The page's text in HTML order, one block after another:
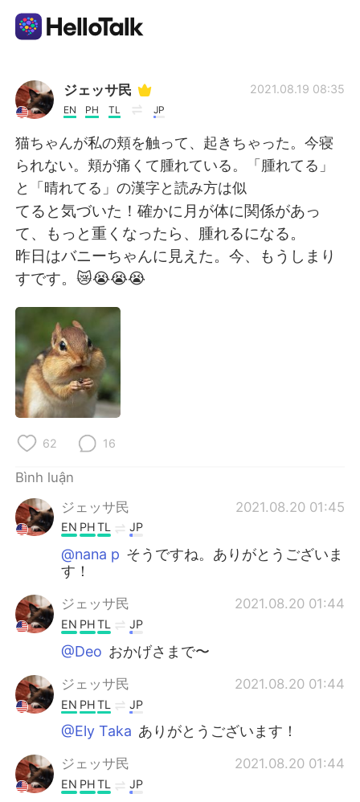
Ứng dụng trao đổi ngôn ngữ
AI Grammar Checker
Tiếng Việt
English 简体中文
繁體中文
العربية
Deutsch
한국어
ไทย
Italiano
Português
ジェッサ民
EN PH TL JP
2021.08.19 08:35
猫ちゃんが私の頬を触って、起きちゃった。今寝
られない。頬が痛くて腫れている。「腫れてる」
と「晴れてる」の漢字と読み方は似
てると気づいた！確かに月が体に関係があっ
て、もっと重くなったら、腫れるになる。
昨日はバニーちゃんに見えた。今、もうしまり
すです。😿😭😭😭
62 16
Bình luận
ジェッサ民
2021.08.20 01:45
EN PHTL JP
@nana p そうですね。ありがとうございま
す！
ジェッサ民 2021.08.20 01:44
EN PHTL JP
@Deo おかげさまで〜
ジェッサ民 2021.08.20 01:44
EN PHTL JP
@Ely Taka ありがとうございます！
ジェッサ民 2021.08.20 01:44
EN PHTL JP